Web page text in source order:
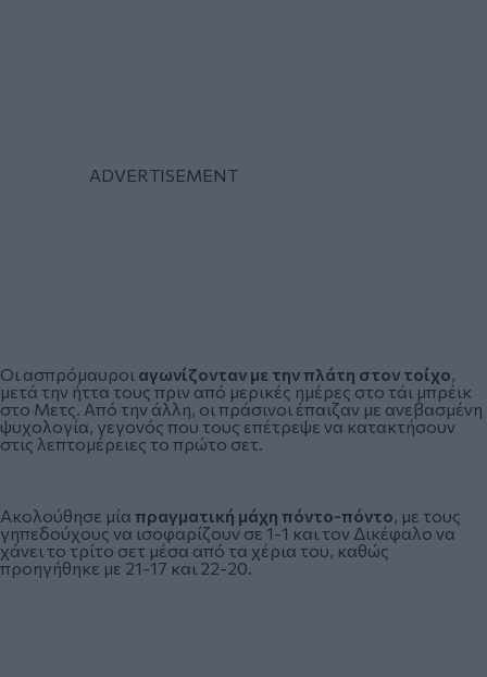
Οι ασπρόμαυροι αγωνίζονταν με την πλάτη στον τοίχο,
μετά την ήττα τους πριν από μερικές ημέρες στο τάι μπρέικ
στο Μετς. Από την άλλη, οι πράσινοι έπαιζαν με ανεβασμένη
ψυχολογία, γεγονός που τους επέτρεψε να κατακτήσουν
στις λεπτομέρειες το πρώτο σετ.
Ακολούθησε μία πραγματική μάχη πόντο-πόντο, με τους
γηπεδούχους να ισοφαρίζουν σε 1-1 και τον Δικέφαλο να
χάνει το τρίτο σετ μέσα από τα χέρια του, καθώς
προηγήθηκε με 21-17 και 22-20.